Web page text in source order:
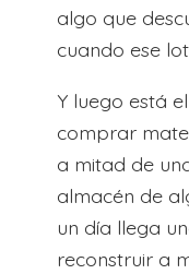
algo que
cuando ese
Y luego está
comprar
a mitad de
almacén de
un día llega
reconstruir a